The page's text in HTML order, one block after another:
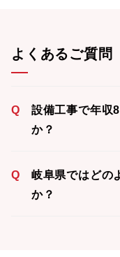
よくあるご質問
Q
設備工事で年収
か？
Q
岐阜県ではどの
か？